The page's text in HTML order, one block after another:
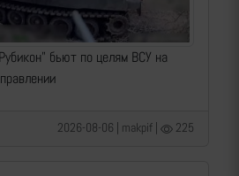
бьют по целям ВСУ на
2026-08-06 | makpif | 225